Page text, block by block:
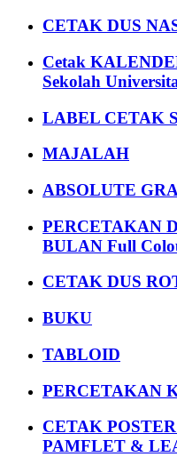
CETAK DUS
Cetak
Sekolah
LABEL CETAK
MAJALAH
ABSOLUTE
PERCETAKAN
BULAN Full
CETAK DUS
BUKU
TABLOID
PERCETAKAN
CETAK
PAMFLET &